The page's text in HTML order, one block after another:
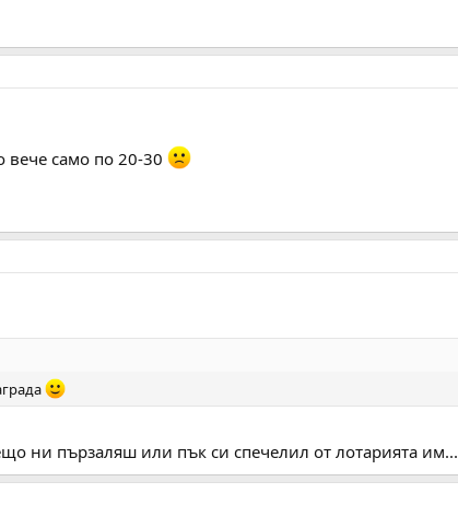
само по 20-30
ни пързаляш или пък си спечелил от лотарията им...